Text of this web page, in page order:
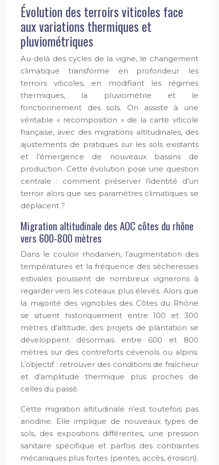
Évolution des terroirs viticoles face
aux variations thermiques et
pluviométriques
Au-delà des cycles de la vigne, le changement
climatique transforme en profondeur les
terroirs viticoles, en modifiant les régimes
thermiques, la pluviométrie et le
fonctionnement des sols. On assiste à une
véritable « recomposition » de la carte viticole
française, avec des migrations altitudinales, des
ajustements de pratiques sur les sols existants
et l’émergence de nouveaux bassins de
production. Cette évolution pose une question
centrale : comment préserver l’identité d’un
terroir alors que ses paramètres climatiques se
déplacent ?
Migration altitudinale des AOC côtes du rhône
vers 600-800 mètres
Dans le couloir rhodanien, l’augmentation des
températures et la fréquence des sécheresses
estivales poussent de nombreux vignerons à
regarder vers les coteaux plus élevés. Alors que
la majorité des vignobles des Côtes du Rhône
se situent historiquement entre 100 et 300
mètres d’altitude, des projets de plantation se
développent désormais entre 600 et 800
mètres sur des contreforts cévenols ou alpins.
L’objectif : retrouver des conditions de fraîcheur
et d’amplitude thermique plus proches de
celles du passé.
Cette migration altitudinale n’est toutefois pas
anodine. Elle implique de nouveaux types de
sols, des expositions différentes, une pression
sanitaire spécifique et parfois des contraintes
mécaniques plus fortes (pentes, accès, érosion).